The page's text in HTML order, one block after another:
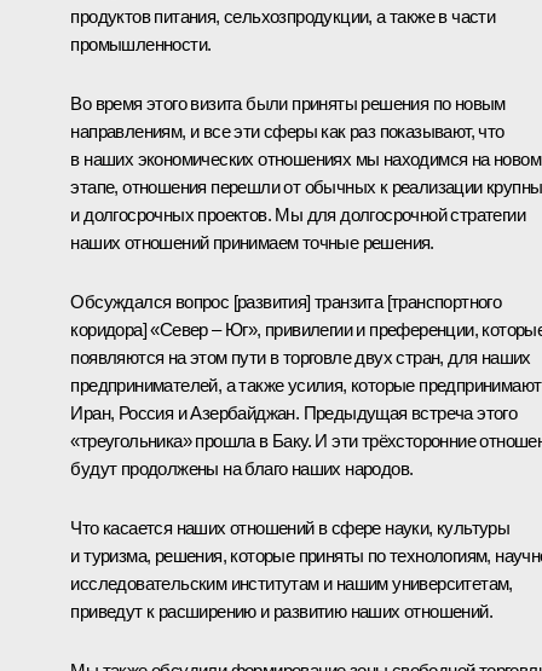
продуктов питания, сельхозпродукции, а также в части
промышленности.
Во время этого визита были приняты решения по новым
направлениям, и все эти сферы как раз показывают, что
в наших экономических отношениях мы находимся на новом
этапе, отношения перешли от обычных к реализации
и долгосрочных проектов. Мы для долгосрочной стратегии
наших отношений принимаем точные решения.
Обсуждался вопрос [развития] транзита [транспортного
коридора] «Север – Юг», привилегии и преференции,
появляются на этом пути в торговле двух стран, для наших
предпринимателей, а также усилия, которые предпринимают
Иран, Россия и Азербайджан. Предыдущая встреча этого
«треугольника» прошла в Баку. И эти трёхсторонние
будут продолжены на благо наших народов.
Что касается наших отношений в сфере науки, культуры
и туризма, решения, которые приняты по технологиям,
исследовательским институтам и нашим университетам,
приведут к расширению и развитию наших отношений.